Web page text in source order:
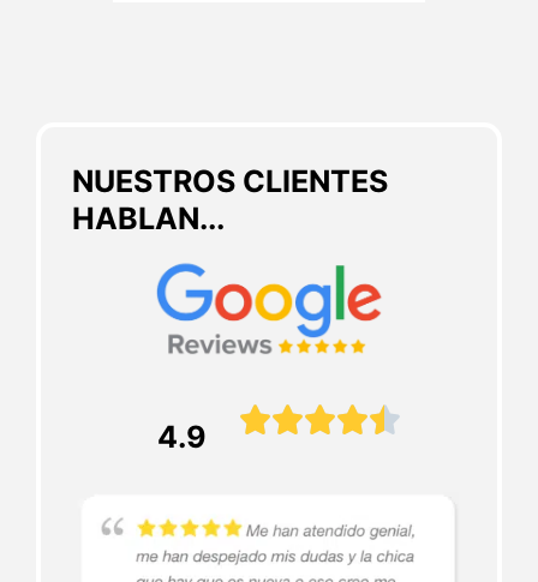
NUESTROS CLIENTES
HABLAN...
4.9 